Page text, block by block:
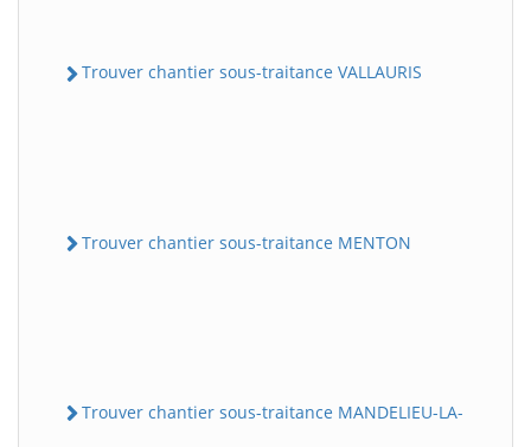
Trouver chantier sous-traitance VALLAURIS
Trouver chantier sous-traitance MENTON
Trouver chantier sous-traitance MANDELIEU-LA-